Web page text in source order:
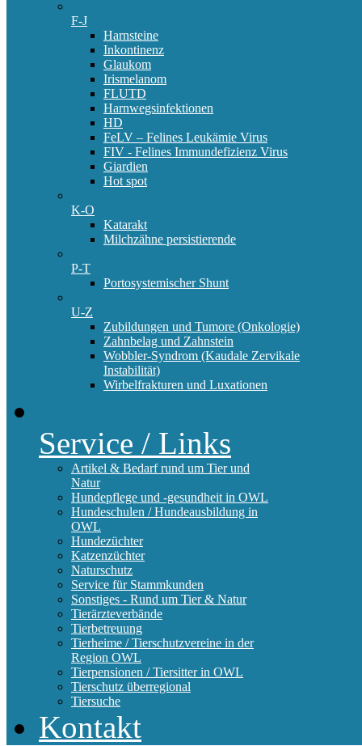
F-J
Harnsteine
Inkontinenz
Glaukom
Irismelanom
FLUTD
Harnwegsinfektionen
HD
FeLV – Felines Leukämie Virus
FIV - Felines Immundefizienz Virus
Giardien
Hot spot
K-O
Katarakt
Milchzähne persistierende
P-T
Portosystemischer Shunt
U-Z
Zubildungen und Tumore (Onkologie)
Zahnbelag und Zahnstein
Wobbler-Syndrom (Kaudale Zervikale
Instabilität)
Wirbelfrakturen und Luxationen
Service / Links
Artikel & Bedarf rund um Tier und
Natur
Hundepflege und -gesundheit in OWL
Hundeschulen / Hundeausbildung in
OWL
Hundezüchter
Katzenzüchter
Naturschutz
Service für Stammkunden
Sonstiges - Rund um Tier & Natur
Tierärzteverbände
Tierbetreuung
Tierheime / Tierschutzvereine in der
Region OWL
Tierpensionen / Tiersitter in OWL
Tierschutz überregional
Tiersuche
Kontakt